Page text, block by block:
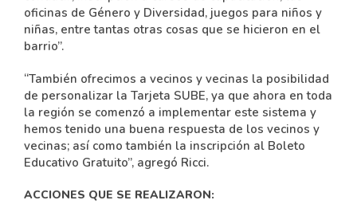
oficinas de Género y Diversidad, juegos para niños y
niñas, entre tantas otras cosas que se hicieron en el
barrio”.
“También ofrecimos a vecinos y vecinas la posibilidad
de personalizar la Tarjeta SUBE, ya que ahora en toda
la región se comenzó a implementar este sistema y
hemos tenido una buena respuesta de los vecinos y
vecinas; así como también la inscripción al Boleto
Educativo Gratuito”, agregó Ricci.
ACCIONES QUE SE REALIZARON: